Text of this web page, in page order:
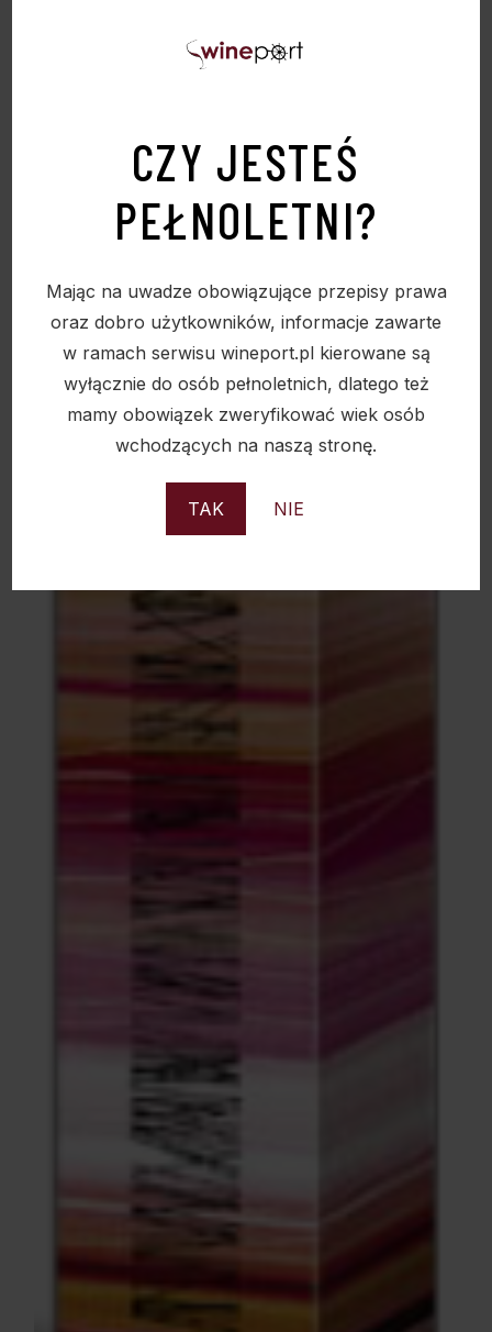
CZY JESTEŚ
PEŁNOLETNI?
Mając na uwadze obowiązujące przepisy prawa
oraz dobro użytkowników, informacje zawarte
w ramach serwisu wineport.pl kierowane są
wyłącznie do osób pełnoletnich, dlatego też
mamy obowiązek zweryfikować wiek osób
wchodzących na naszą stronę.
TAK NIE
OPAKOWANIE TEKTUROWE “TRENDLINE PINK
WIELOKROTNOŚĆ 50SZTUK
zł